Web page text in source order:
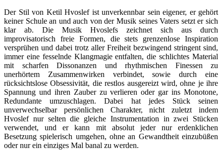
Der Stil von Ketil Hvoslef ist unverkennbar sein eigener, er gehört
keiner Schule an und auch von der Musik seines Vaters setzt er sich
klar ab. Die Musik Hvoslefs zeichnet sich aus durch
improvisatorisch freie Formen, die stets grenzenlose Inspiration
versprühen und dabei trotz aller Freiheit bezwingend stringent sind,
immer eine fesselnde Klangmagie entfalten, die schlichtes Material
mit scharfen Dissonanzen und rhythmischen Finessen zu
unerhörtem Zusammenwirken verbindet, sowie durch eine
rücksichtslose Obsessivität, die restlos ausgereizt wird, ohne je ihre
Spannung und ihren Zauber zu verlieren oder gar ins Monotone,
Redundante umzuschlagen. Dabei hat jedes Stück seinen
unverwechselbar persönlichen Charakter, nicht zuletzt indem
Hvoslef nur selten die gleiche Instrumentation in zwei Stücken
verwendet, und er kann mit absolut jeder nur erdenklichen
Besetzung spielerisch umgehen, ohne an Gewandtheit einzubüßen
oder nur ein einziges Mal banal zu werden.